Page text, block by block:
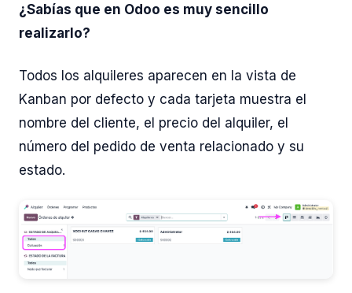
¿Sabías que en Odoo es muy sencillo
realizarlo?
Todos los alquileres aparecen en la vista de
Kanban por defecto y cada tarjeta muestra el
nombre del cliente, el precio del alquiler, el
número del pedido de venta relacionado y su
estado.